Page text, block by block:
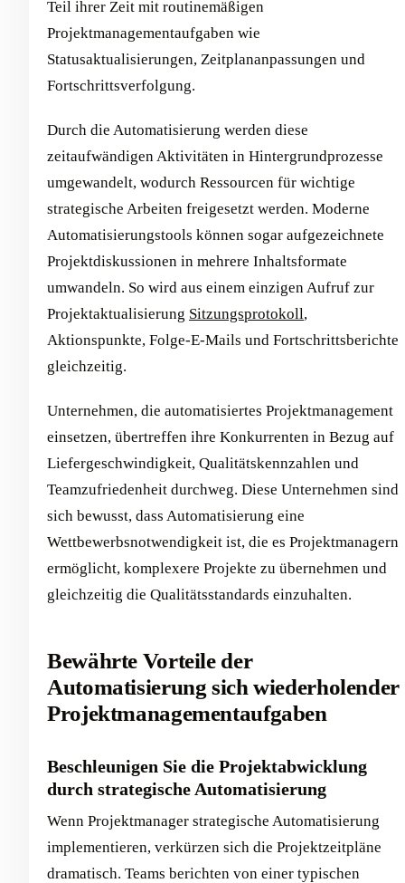
Teil ihrer Zeit mit routinemäßigen
Projektmanagementaufgaben wie
Statusaktualisierungen, Zeitplananpassungen und
Fortschrittsverfolgung.
Durch die Automatisierung werden diese
zeitaufwändigen Aktivitäten in Hintergrundprozesse
umgewandelt, wodurch Ressourcen für wichtige
strategische Arbeiten freigesetzt werden. Moderne
Automatisierungstools können sogar aufgezeichnete
Projektdiskussionen in mehrere Inhaltsformate
umwandeln. So wird aus einem einzigen Aufruf zur
Projektaktualisierung Sitzungsprotokoll,
Aktionspunkte, Folge-E-Mails und Fortschrittsberichte
gleichzeitig.
Unternehmen, die automatisiertes Projektmanagement
einsetzen, übertreffen ihre Konkurrenten in Bezug auf
Liefergeschwindigkeit, Qualitätskennzahlen und
Teamzufriedenheit durchweg. Diese Unternehmen sind
sich bewusst, dass Automatisierung eine
Wettbewerbsnotwendigkeit ist, die es Projektmanagern
ermöglicht, komplexere Projekte zu übernehmen und
gleichzeitig die Qualitätsstandards einzuhalten.
Bewährte Vorteile der
Automatisierung sich wiederholender
Projektmanagementaufgaben
Beschleunigen Sie die Projektabwicklung
durch strategische Automatisierung
Wenn Projektmanager strategische Automatisierung
implementieren, verkürzen sich die Projektzeitpläne
dramatisch. Teams berichten von einer typischen